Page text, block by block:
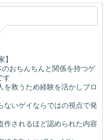
】
おちんちんと関係を持つゲ
す
を救うため経験を活かしブロ
ないゲイならではの視点で発
作されるほど認められた内容